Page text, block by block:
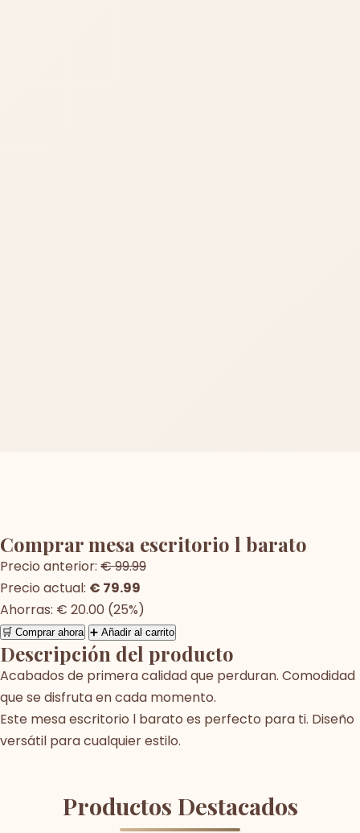
Comprar mesa escritorio l barato
Precio anterior: € 99.99
Precio actual: € 79.99
Ahorras: € 20.00 (25%)
🛒 Comprar ahora ➕ Añadir al carrito
Descripción del producto
Acabados de primera calidad que perduran. Comodidad
que se disfruta en cada momento.
Este mesa escritorio l barato es perfecto para ti. Diseño
versátil para cualquier estilo.
Productos Destacados